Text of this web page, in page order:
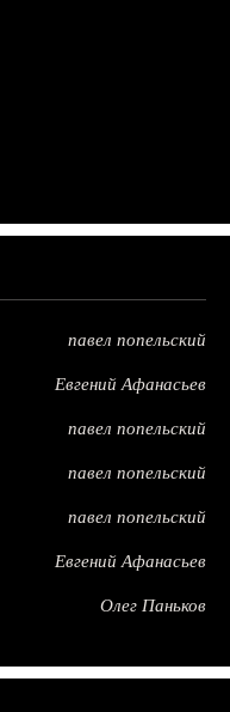
павел попельский
Евгений Афанасьев
павел попельский
павел попельский
павел попельский
Евгений Афанасьев
Олег Паньков